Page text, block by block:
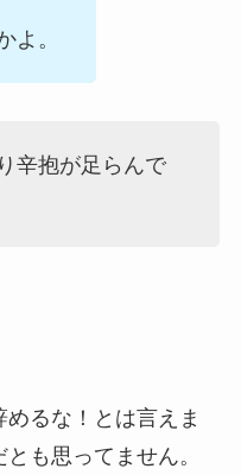
よ。
辛抱が足らんで
るな！とは言えま
も思ってません。